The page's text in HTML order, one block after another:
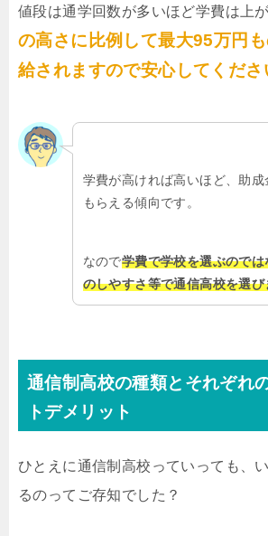
値段は通学回数が多いほど学費は上が
の高さに比例して最大95万円
給されますので安心してくださ
学費が高ければ高いほど、助成
もらえる傾向です。
なので学費で学校を選ぶので
のしやすさ等で通信高校を選
通信制高校の種類とそれぞれ
トデメリット
ひとえに通信制高校っていっても、
るのってご存知でした？